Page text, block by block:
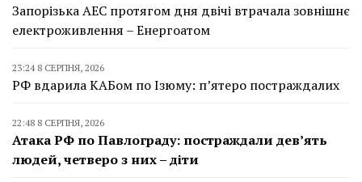
Запорізька АЕС протягом дня двічі втрачала зовнішнє
електроживлення – Енергоатом
23:24 8 СЕРПНЯ, 2026
РФ вдарила КАБом по Ізюму: п’ятеро постраждалих
22:48 8 СЕРПНЯ, 2026
Атака РФ по Павлограду: постраждали дев’ять
людей, четверо з них – діти